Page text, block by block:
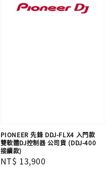
PIONEER 先鋒 DDJ-FLX4 入門款
雙軟體DJ控制器 公司貨 (DDJ-400
接續款)
Regular
NT$ 13,900